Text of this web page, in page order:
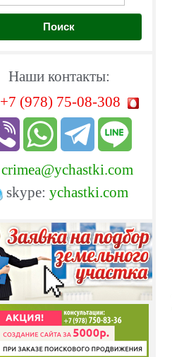
Поиск
Наши контакты:
+7 (978) 75-08-308
crimea@ychastki.com
skype: ychastki.com